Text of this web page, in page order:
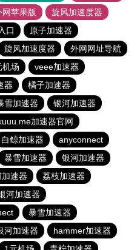
苹果版
旋风加速度器
口
原子加速器
旋风加速度器
外网网址导航
机场
veee加速器
器
橘子加速器
雪加速器
银河加速器
加速器官网
白鲸加速器
anyconnect
暴雪加速器
银河加速器
速器
荔枝加速器
河加速器
暴雪加速器
河加速器
hammer加速器